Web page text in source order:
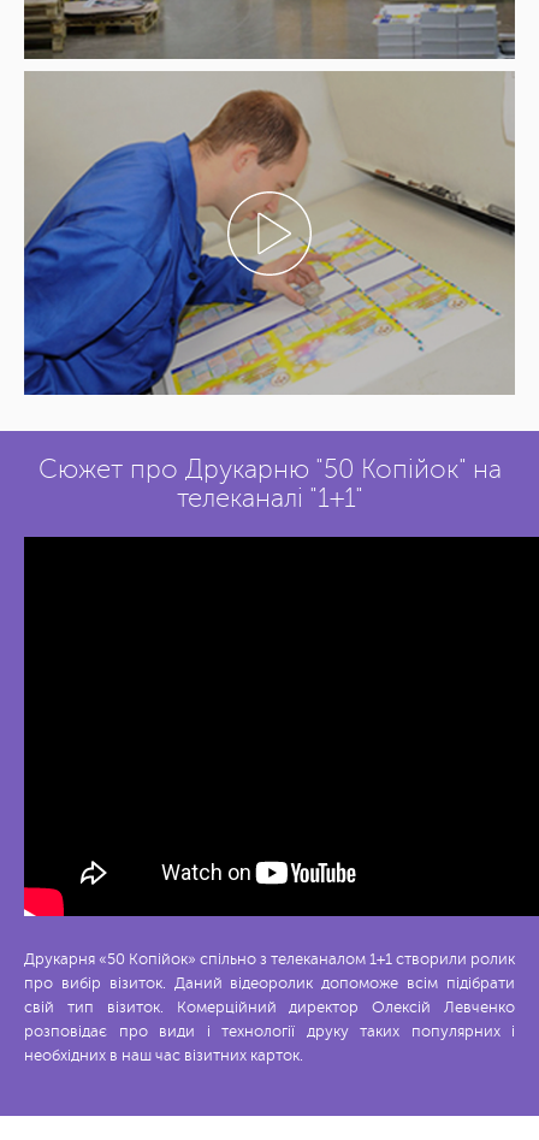
Сюжет про Друкарню "50 Копійок" на
телеканалі "1+1"
Друкарня «50 Копійок» спільно з телеканалом 1+1 створили ролик
про вибір візиток. Даний відеоролик допоможе всім підібрати
свій тип візиток. Комерційний директор Олексій Левченко
розповідає про види і технології друку таких популярних і
необхідних в наш час візитних карток.